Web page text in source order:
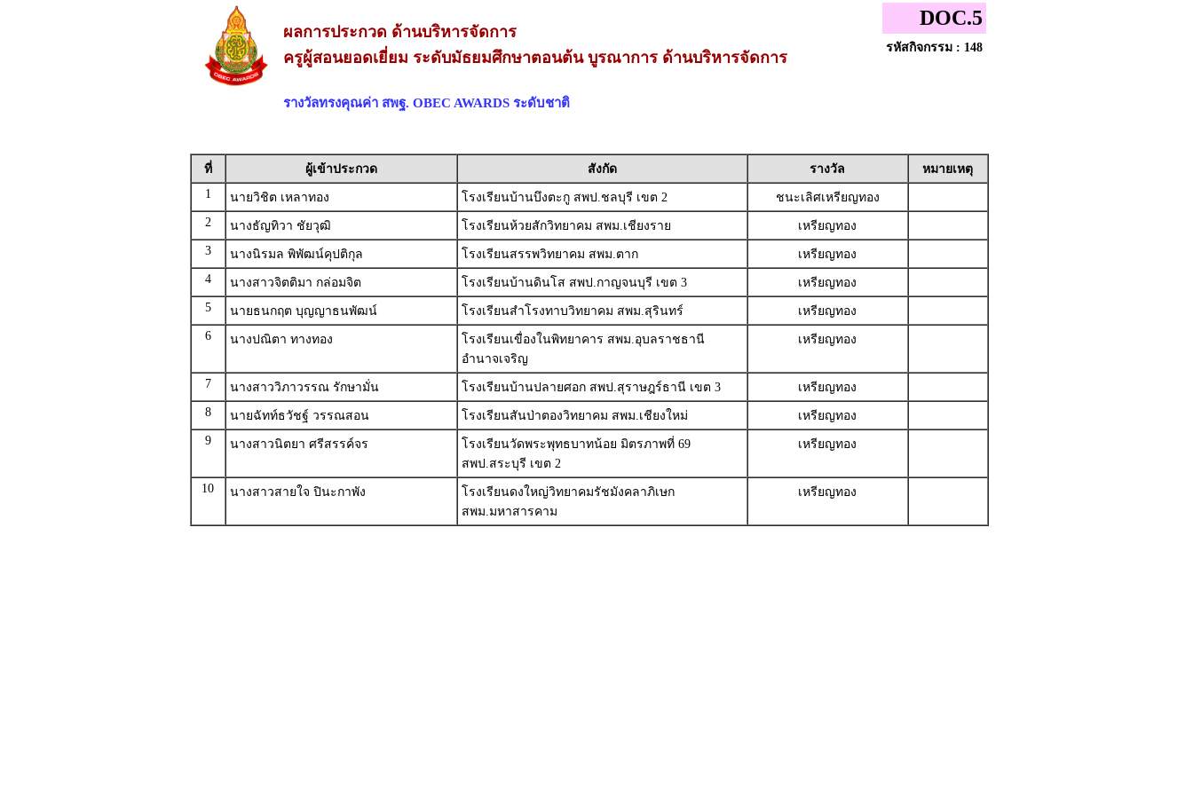
ผลการประกวด ด้านบริหารจัดการ
ครูผู้สอนยอดเยี่ยม ระดับมัธยมศึกษาตอนต้น บูรณาการ ด้านบริหารจัดการ
รางวัลทรงคุณค่า สพฐ. OBEC AWARDS ระดับชาติ
DOC.5
รหัสกิจกรรม : 148
ที่ ผู้เข้าประกวด สังกัด รางวัล
หมายเหตุ
1
นายวิชิต เหลาทอง โรงเรียนบ้านบึงตะกู สพป.ชลบุรี เขต 2
ชนะเลิศเหรียญทอง
2
นางธัญทิวา ชัยวุฒิ โรงเรียนห้วยสักวิทยาคม สพม.เชียงราย
เหรียญทอง
3
นางนิรมล พิพัฒน์คุปติกุล โรงเรียนสรรพวิทยาคม สพม.ตาก
เหรียญทอง
4
นางสาวจิตติมา กล่อมจิต โรงเรียนบ้านดินโส สพป.กาญจนบุรี เขต 3
เหรียญทอง
5
นายธนกฤต บุญญาธนพัฒน์ โรงเรียนสำโรงทาบวิทยาคม สพม.สุรินทร์
เหรียญทอง
6
นางปณิตา ทางทอง
โรงเรียนเขื่องในพิทยาคาร สพม.อุบลราชธานี
อำนาจเจริญ
เหรียญทอง
7 นางสาววิภาวรรณ รักษามั่น โรงเรียนบ้านปลายศอก สพป.สุราษฎร์ธานี เขต 3
เหรียญทอง
8
นายฉัทท์ธวัชฐ์ วรรณสอน โรงเรียนสันป่าตองวิทยาคม สพม.เชียงใหม่
เหรียญทอง
9
นางสาวนิตยา ศรีสรรค์จร
โรงเรียนวัดพระพุทธบาทน้อย มิตรภาพที่ 69
สพป.สระบุรี เขต 2
เหรียญทอง
10 นางสาวสายใจ ปินะกาพัง
โรงเรียนดงใหญ่วิทยาคมรัชมังคลาภิเษก
สพม.มหาสารคาม
เหรียญทอง